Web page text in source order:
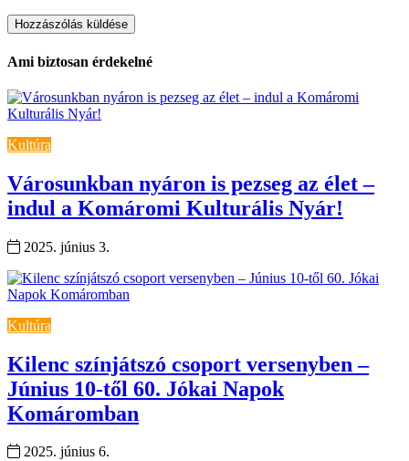
Ami biztosan érdekelné
Kultúra
Városunkban nyáron is pezseg az élet –
indul a Komáromi Kulturális Nyár!
2025. június 3.
Kultúra
Kilenc színjátszó csoport versenyben –
Június 10-től 60. Jókai Napok
Komáromban
2025. június 6.